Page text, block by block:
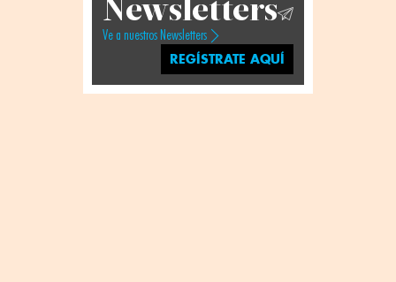
Newsletters
Ve a nuestros Newsletters
REGÍSTRATE AQUÍ